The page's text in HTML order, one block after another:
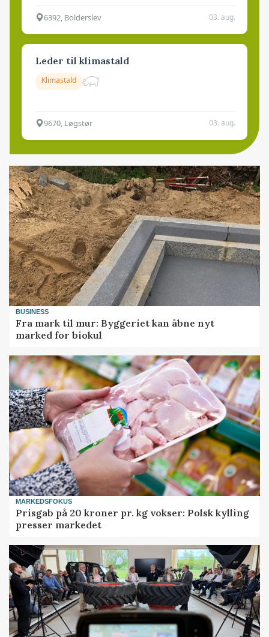
6392, Bolderslev 03. aug.
Leder til klimastald
Klimastald
9670, Løgstør 03. aug.
BUSINESS
Fra mark til mur: Byggeriet kan åbne nyt
marked for biokul
MARKEDSFOKUS
Prisgab på 20 kroner pr. kg vokser: Polsk kylling
presser markedet